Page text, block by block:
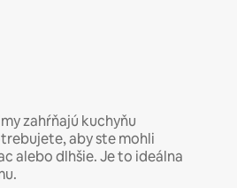
zahŕňajú kuchyňu
aby ste mohli
alebo dlhšie. Je to ideálna